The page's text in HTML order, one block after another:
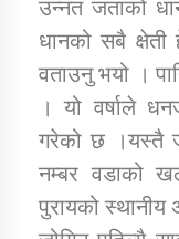
उन्नत जताको
धानको सबै क्षेती
वताउनु भयो ।
। यो वर्षाले
गरेको छ ।यस्तै
नम्बर वडाको
पुरायको स्थानीय